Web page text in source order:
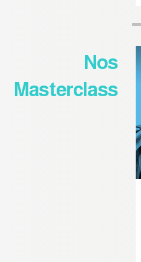
Nos
Masterclass